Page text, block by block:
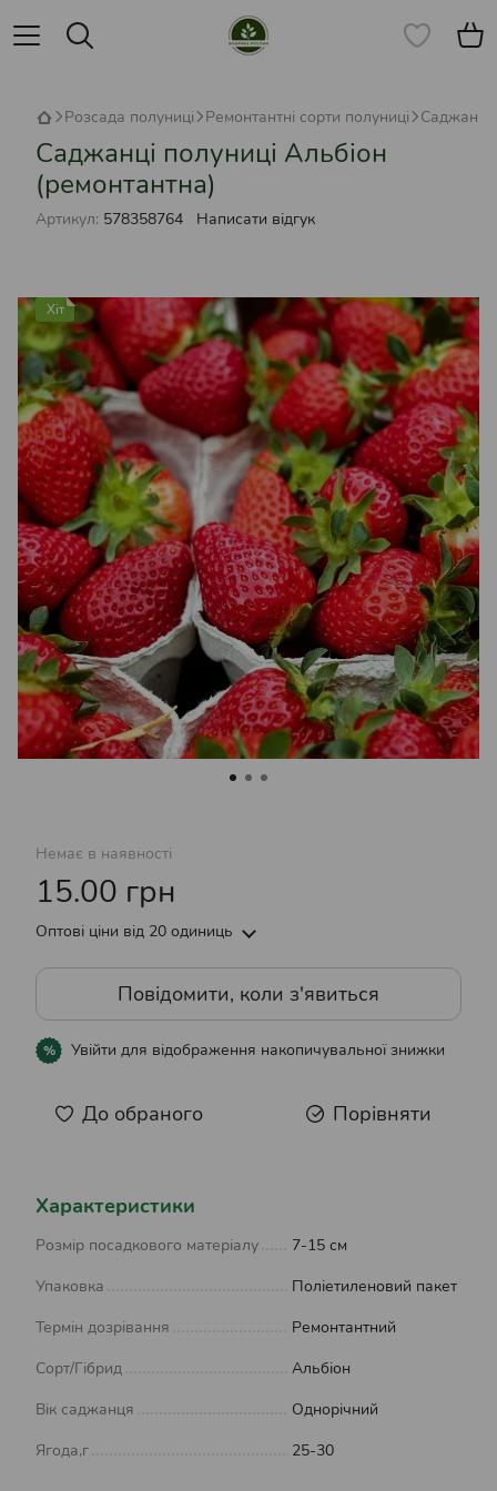
Розсада полуниці Ремонтантні сорти полуниці Саджанці
Саджанці полуниці Альбіон
(ремонтантна)
Артикул: 578358764 Написати відгук
Хіт
Немає в наявності
15.00 грн
Оптові ціни від 20 одиниць
Повідомити, коли з'явиться
% Увійти для відображення накопичувальної знижки
До обраного Порівняти
Характеристики
Розмір посадкового матеріалу
7-15 см
Упаковка
Поліетиленовий пакет
Термін дозрівання
Ремонтантний
Сорт/Гібрид
Альбіон
Вік саджанця
Однорічний
Ягода,г
25-30